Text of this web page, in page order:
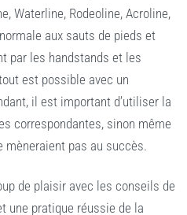
Waterline, Rodeoline, Acroline,
aux sauts de pieds et
par les handstands et les
est possible avec un
il est important d’utiliser la
correspondantes, sinon même
mèneraient pas au succès.
de plaisir avec les conseils de
une pratique réussie de la